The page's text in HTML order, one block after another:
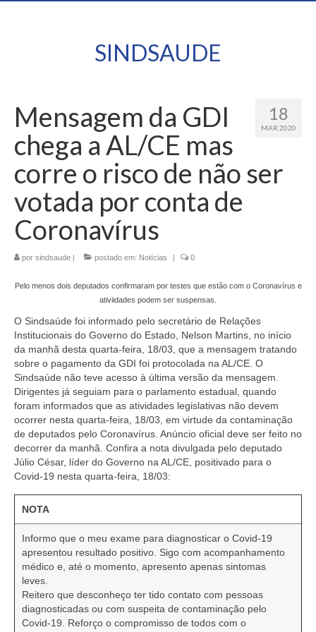
SINDSAUDE
18
MAR 2020
Mensagem da GDI
chega a AL/CE mas
corre o risco de não ser
votada por conta de
Coronavírus
por sindsaude | postado em: Notícias | 0
Pelo menos dois deputados confirmaram por testes que estão com o Coronavírus e
ativiidades podem ser suspensas.
O Sindsaúde foi informado pelo secretário de Relações
Institucionais do Governo do Estado, Nelson Martins, no início
da manhã desta quarta-feira, 18/03, que a mensagem tratando
sobre o pagamento da GDI foi protocolada na AL/CE. O
Sindsaúde não teve acesso à última versão da mensagem.
Dirigentes já seguiam para o parlamento estadual, quando
foram informados que as atividades legislativas não devem
ocorrer nesta quarta-feira, 18/03, em virtude da contaminação
de deputados pelo Coronavírus. Anúncio oficial deve ser feito no
decorrer da manhã. Confira a nota divulgada pelo deputado
Júlio César, líder do Governo na AL/CE, positivado para o
Covid-19 nesta quarta-feira, 18/03:
NOTA
Informo que o meu exame para diagnosticar o Covid-19
apresentou resultado positivo. Sigo com acompanhamento
médico e, até o momento, apresento apenas sintomas
leves.
Reitero que desconheço ter tido contato com pessoas
diagnosticadas ou com suspeita de contaminação pelo
Covid-19. Reforço o compromisso de todos com o